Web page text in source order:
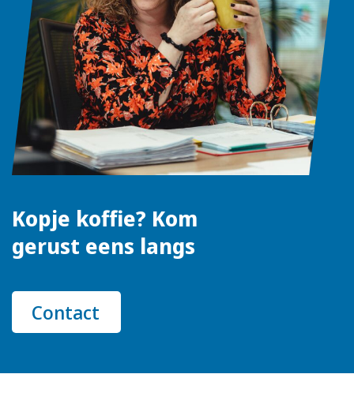
Kopje koffie? Kom
gerust eens langs
Contact